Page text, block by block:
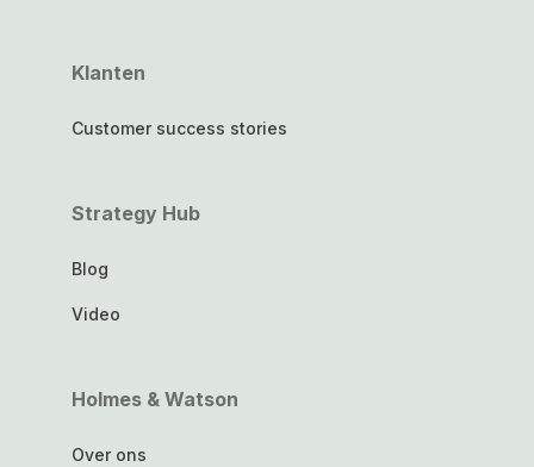
Klanten
Customer success stories
Strategy Hub
Blog
Video
Holmes & Watson
Over ons